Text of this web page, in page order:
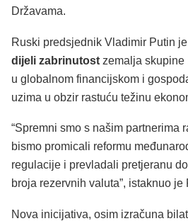
Državama.
Ruski predsjednik Vladimir Putin
dijeli zabrinutost zemalja skupine
u globalnom financijskom i
uzima u obzir rastuću težinu
“Spremni smo s našim partnerima
bismo promicali reformu
regulacije i prevladali pretjeranu
broja rezervnih valuta”, istaknuo je
Nova inicijativa, osim izračuna